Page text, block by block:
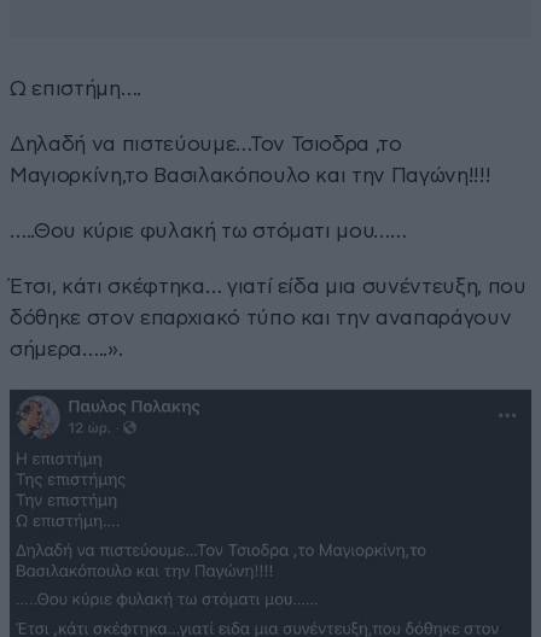
Ω επιστήμη….
Δηλαδή να πιστεύουμε…Τον Τσιοδρα ,το
Μαγιορκίνη,το Βασιλακόπουλο και την Παγώνη!!!!
…..Θου κύριε φυλακή τω στόματι μου……
Έτσι, κάτι σκέφτηκα… γιατί είδα μια συνέντευξη, που
δόθηκε στον επαρχιακό τύπο και την αναπαράγουν
σήμερα…..».